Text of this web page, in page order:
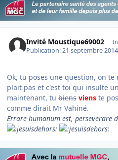
Invité Moustique69002
Publication:21 septembre 2014
Ok, tu poses une question, on
plait pas et c'est toi qui insulte
maintenant, tu biens viens te
comme dirait Mr Vahiné.
Errare humanum est, perseverare